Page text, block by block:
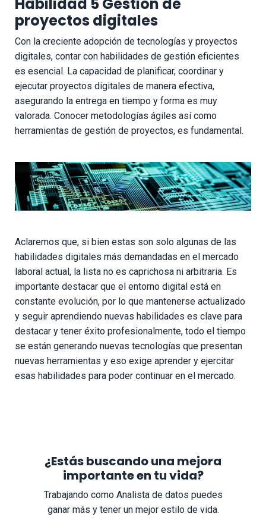
proyectos digitales
Con la creciente adopción de tecnologías y proyectos
digitales, contar con habilidades de gestión eficientes
es esencial. La capacidad de planificar, coordinar y
ejecutar proyectos digitales de manera efectiva,
asegurando la entrega en tiempo y forma es muy
valorada. Conocer metodologías ágiles así como
herramientas de gestión de proyectos, es fundamental.
Aclaremos que, si bien estas son solo algunas de las
habilidades digitales más demandadas en el mercado
laboral actual, la lista no es caprichosa ni arbitraria. Es
importante destacar que el entorno digital está en
constante evolución, por lo que mantenerse actualizado
y seguir aprendiendo nuevas habilidades es clave para
destacar y tener éxito profesionalmente, todo el tiempo
se están generando nuevas tecnologías que presentan
nuevas herramientas y eso exige aprender y ejercitar
esas habilidades para poder continuar en el mercado.
¿Estás buscando una mejora
importante en tu vida?
Trabajando como Analista de datos puedes
ganar más y tener un mejor estilo de vida.